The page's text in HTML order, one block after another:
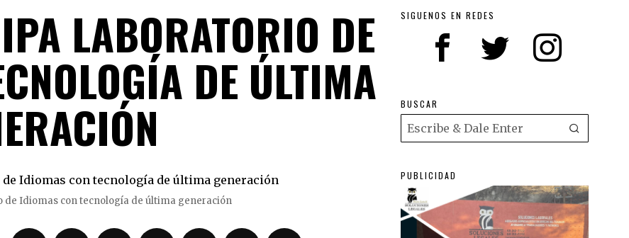
LABORATORIO DE
DE ÚLTIMA
de Idiomas con tecnología de última generación
SIGUENOS EN REDES
BUSCAR
PUBLICIDAD